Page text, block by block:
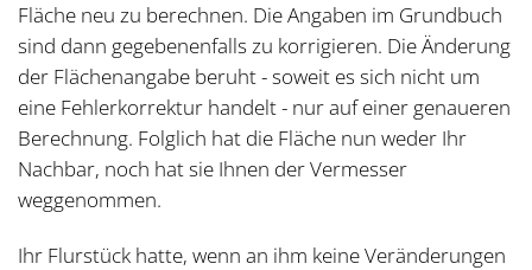
Fläche neu zu berechnen. Die Angaben im Grundbuch
sind dann gegebenenfalls zu korrigieren. Die Änderung
der Flächenangabe beruht - soweit es sich nicht um
eine Fehlerkorrektur handelt - nur auf einer genaueren
Berechnung. Folglich hat die Fläche nun weder Ihr
Nachbar, noch hat sie Ihnen der Vermesser
weggenommen.
Ihr Flurstück hatte, wenn an ihm keine Veränderungen